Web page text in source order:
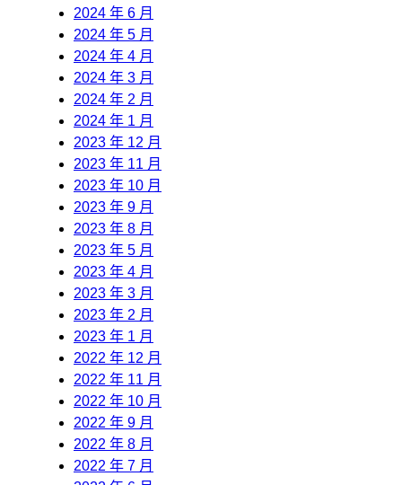
2024 年 6 月
2024 年 5 月
2024 年 4 月
2024 年 3 月
2024 年 2 月
2024 年 1 月
2023 年 12 月
2023 年 11 月
2023 年 10 月
2023 年 9 月
2023 年 8 月
2023 年 5 月
2023 年 4 月
2023 年 3 月
2023 年 2 月
2023 年 1 月
2022 年 12 月
2022 年 11 月
2022 年 10 月
2022 年 9 月
2022 年 8 月
2022 年 7 月